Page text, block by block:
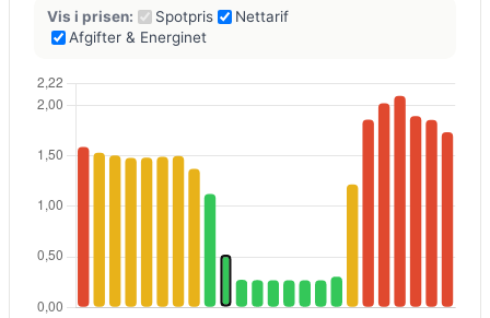
Vis i prisen: Spotpris
Nettarif
Afgifter & Energinet